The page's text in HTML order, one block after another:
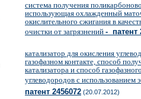
система получения
использующая охлажденный
окислительного сжигания в
очистки от загрязнений - патент
катализатор для окисления
газофазном контакте, способ
катализатора и способ
углеводородов с использованием
патент 2456072 (20.07.2012)